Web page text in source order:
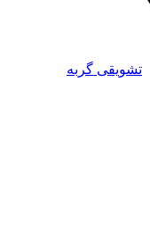
تشویقی گربه